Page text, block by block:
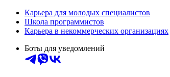
Карьера для молодых специалистов
Школа программистов
Карьера в некоммерческих организациях
Боты для уведомлений